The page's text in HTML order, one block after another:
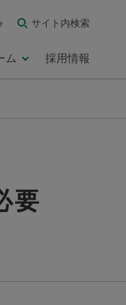
サイト内検索
ム 採用情報
要